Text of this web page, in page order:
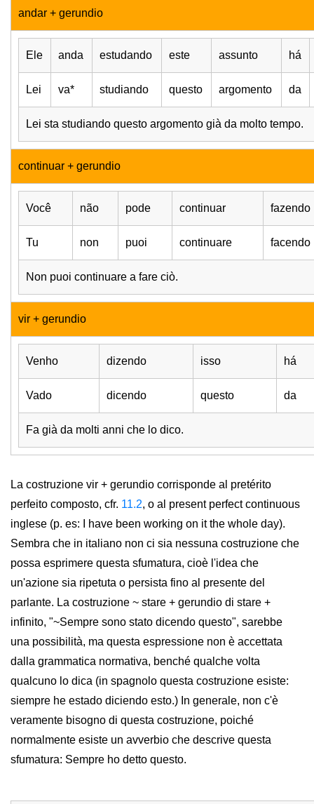
andar + gerundio
Ele anda estudando este assunto há
Lei va* studiando questo argomento da
Lei sta studiando questo argomento già da molto tempo.
continuar + gerundio
Você não pode continuar fazendo
Tu non puoi continuare facendo
Non puoi continuare a fare ciò.
vir + gerundio
Venho dizendo isso há
Vado dicendo questo da
Fa già da molti anni che lo dico.
La costruzione vir + gerundio corrisponde al pretérito
perfeito composto, cfr. 11.2, o al present perfect continuous
inglese (p. es: I have been working on it the whole day).
Sembra che in italiano non ci sia nessuna costruzione che
possa esprimere questa sfumatura, cioè l'idea che
un'azione sia ripetuta o persista fino al presente del
parlante. La costruzione ~ stare + gerundio di stare +
infinito, "~Sempre sono stato dicendo questo", sarebbe
una possibilità, ma questa espressione non è accettata
dalla grammatica normativa, benché qualche volta
qualcuno lo dica (in spagnolo questa costruzione esiste:
siempre he estado diciendo esto.) In generale, non c'è
veramente bisogno di questa costruzione, poiché
normalmente esiste un avverbio che descrive questa
sfumatura: Sempre ho detto questo.